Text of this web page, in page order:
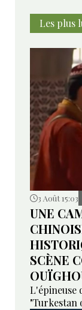
Les plus
3 Août 15:03
UNE
SCÈNE
L'épineuse
"Turkestan